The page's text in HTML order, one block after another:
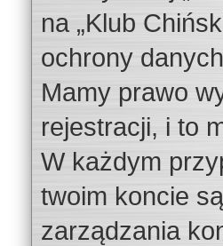
na „Klub
ochrony
Mamy prawo
rejestracji, i to
W każdym
twoim koncie
zarządzania